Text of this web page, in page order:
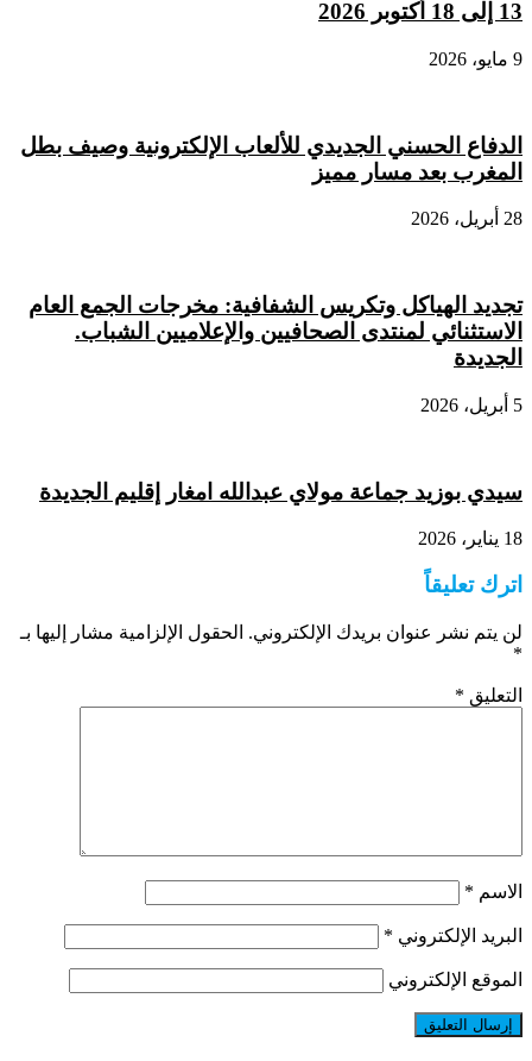
13 إلى 18 أكتوبر 2026
9 مايو، 2026
الدفاع الحسني الجديدي للألعاب الإلكترونية وصيف بطل
المغرب بعد مسار مميز
28 أبريل، 2026
تجديد الهياكل وتكريس الشفافية: مخرجات الجمع العام
الاستثنائي لمنتدى الصحافيين والإعلاميين الشباب.
الجديدة
5 أبريل، 2026
سيدي بوزيد جماعة مولاي عبدالله امغار إقليم الجديدة
18 يناير، 2026
اترك تعليقاً
لن يتم نشر عنوان بريدك الإلكتروني. الحقول الإلزامية مشار إليها بـ
*
التعليق *
الاسم *
البريد الإلكتروني *
الموقع الإلكتروني